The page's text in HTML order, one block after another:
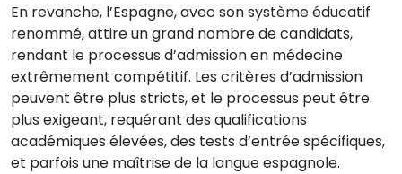
En revanche, l’Espagne, avec son système éducatif
renommé, attire un grand nombre de candidats,
rendant le processus d’admission en médecine
extrêmement compétitif. Les critères d’admission
peuvent être plus stricts, et le processus peut être
plus exigeant, requérant des qualifications
académiques élevées, des tests d’entrée spécifiques,
et parfois une maîtrise de la langue espagnole.